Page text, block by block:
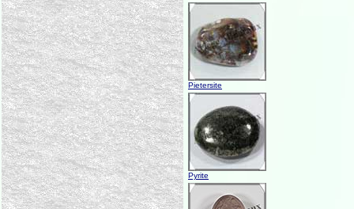
Pietersite
Pyrite